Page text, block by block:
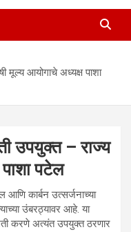
मूल्य आयोगाचे अध्यक्ष पाशा
उपयुक्त – राज्य
पटेल
आणि कार्बन उत्सर्जनाच्या
उंबरठ्यावर आहे. या
शेती करणे अत्यंत उपयुक्त ठरणार